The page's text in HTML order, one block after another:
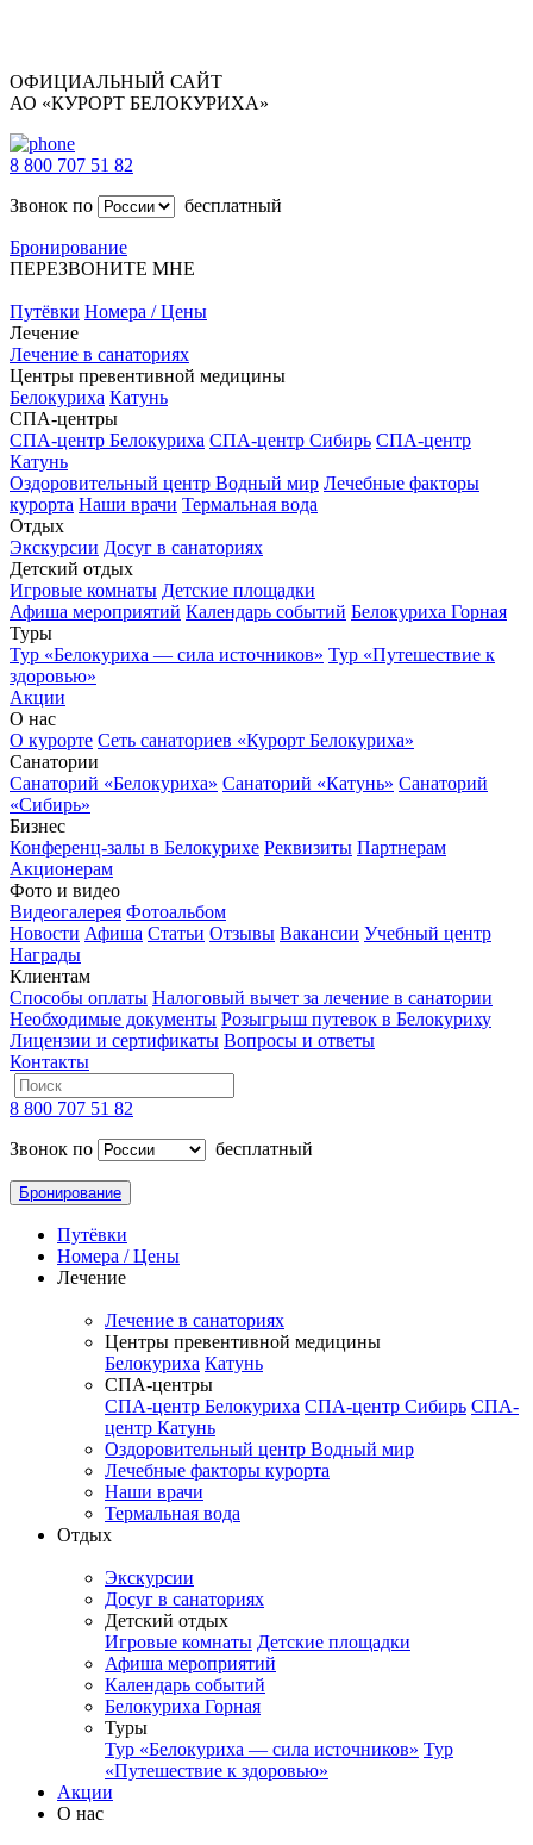
ОФИЦИАЛЬНЫЙ САЙТ
АО «КУРОРТ БЕЛОКУРИХА»
8 800 707 51 82
Звонок по
бесплатный
Бронирование
ПЕРЕЗВОНИТЕ МНЕ
Путёвки Номера / Цены
Лечение
Лечение в санаториях
Центры превентивной медицины
Белокуриха Катунь
СПА-центры
СПА-центр Белокуриха СПА-центр Сибирь СПА-центр
Катунь
Оздоровительный центр Водный мир Лечебные факторы
курорта Наши врачи Термальная вода
Отдых
Экскурсии Досуг в санаториях
Детский отдых
Игровые комнаты Детские площадки
Афиша мероприятий Календарь событий Белокуриха Горная
Туры
Тур «Белокуриха — сила источников» Тур «Путешествие к
здоровью»
Акции
О нас
О курорте Сеть санаториев «Курорт Белокуриха»
Санатории
Санаторий «Белокуриха» Санаторий «Катунь» Санаторий
«Сибирь»
Бизнес
Конференц-залы в Белокурихе Реквизиты Партнерам
Акционерам
Фото и видео
Видеогалерея Фотоальбом
Новости Афиша Статьи Отзывы Вакансии Учебный центр
Награды
Клиентам
Способы оплаты Налоговый вычет за лечение в санатории
Необходимые документы Розыгрыш путевок в Белокуриху
Лицензии и сертификаты Вопросы и ответы
Контакты
8 800 707 51 82
Звонок по
бесплатный
Бронирование
Путёвки
Номера / Цены
Лечение
Лечение в санаториях
Центры превентивной медицины
Белокуриха Катунь
СПА-центры
СПА-центр Белокуриха СПА-центр Сибирь СПА-
центр Катунь
Оздоровительный центр Водный мир
Лечебные факторы курорта
Наши врачи
Термальная вода
Отдых
Экскурсии
Досуг в санаториях
Детский отдых
Игровые комнаты Детские площадки
Афиша мероприятий
Календарь событий
Белокуриха Горная
Туры
Тур «Белокуриха — сила источников» Тур
«Путешествие к здоровью»
Акции
О нас